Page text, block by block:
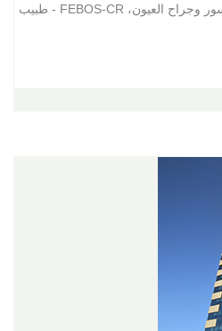
بروفيسور وجراح العيون، FEBOS-CR - طبيب